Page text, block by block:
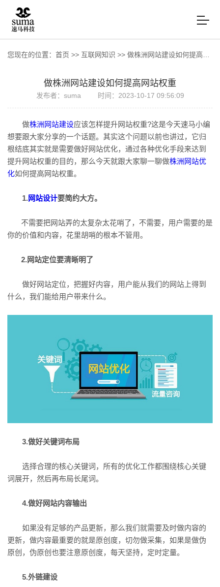
您现在的位置： 首页 >> 互联网知识 >> 做株洲网站建设如何提高网站权重
做株洲网站建设如何提高网站权重
发布者：suma 时间：2023-10-17 09:56:09
做株洲网站建设应该怎样提升网站权重?这是今天速马小编
想要跟大家分享的一个话题。其实这个问题以前也讲过，它归
根结底其实就是需要做好网站优化，通过各种优化手段来达到
提升网站权重的目的，那么今天就跟大家聊一聊做株洲网站优
化如何提高网站权重。
1.网站设计要简约大方。
不需要把网站弄的太复杂太花哨了，不需要，用户需要的是
你的价值和内容，花里胡哨的根本不管用。
2.网站定位要清晰明了
做好网站定位，把握好内容，用户能从我们的网站上得到
什么，我们能给用户带来什么。
3.做好关键词布局
选择合理的核心关键词，所有的优化工作都围绕核心关键
词展开，然后再布局长尾词。
4.做好网站内容输出
如果没有足够的产品更新，那么我们就需要及时做内容的
更新，做内容最重要的就是原创度，切勿做采集，如果是做伪
原创，伪原创也要注意原创度，每天坚持，定时定量。
5.外链建设